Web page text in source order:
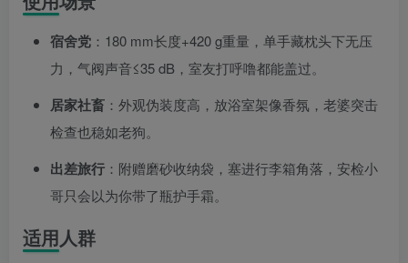
宿舍党 ：180 mm长度+420 g重量，单手藏枕头下无压
力，气阀声音≤35 dB，室友打呼噜都能盖过。
居家社畜 ：外观伪装度高，放浴室架像香氛，老婆突击
检查也稳如老狗。
出差旅行 ：附赠磨砂收纳袋，塞进行李箱角落，安检小
哥只会以为你带了瓶护手霜。
适用人群